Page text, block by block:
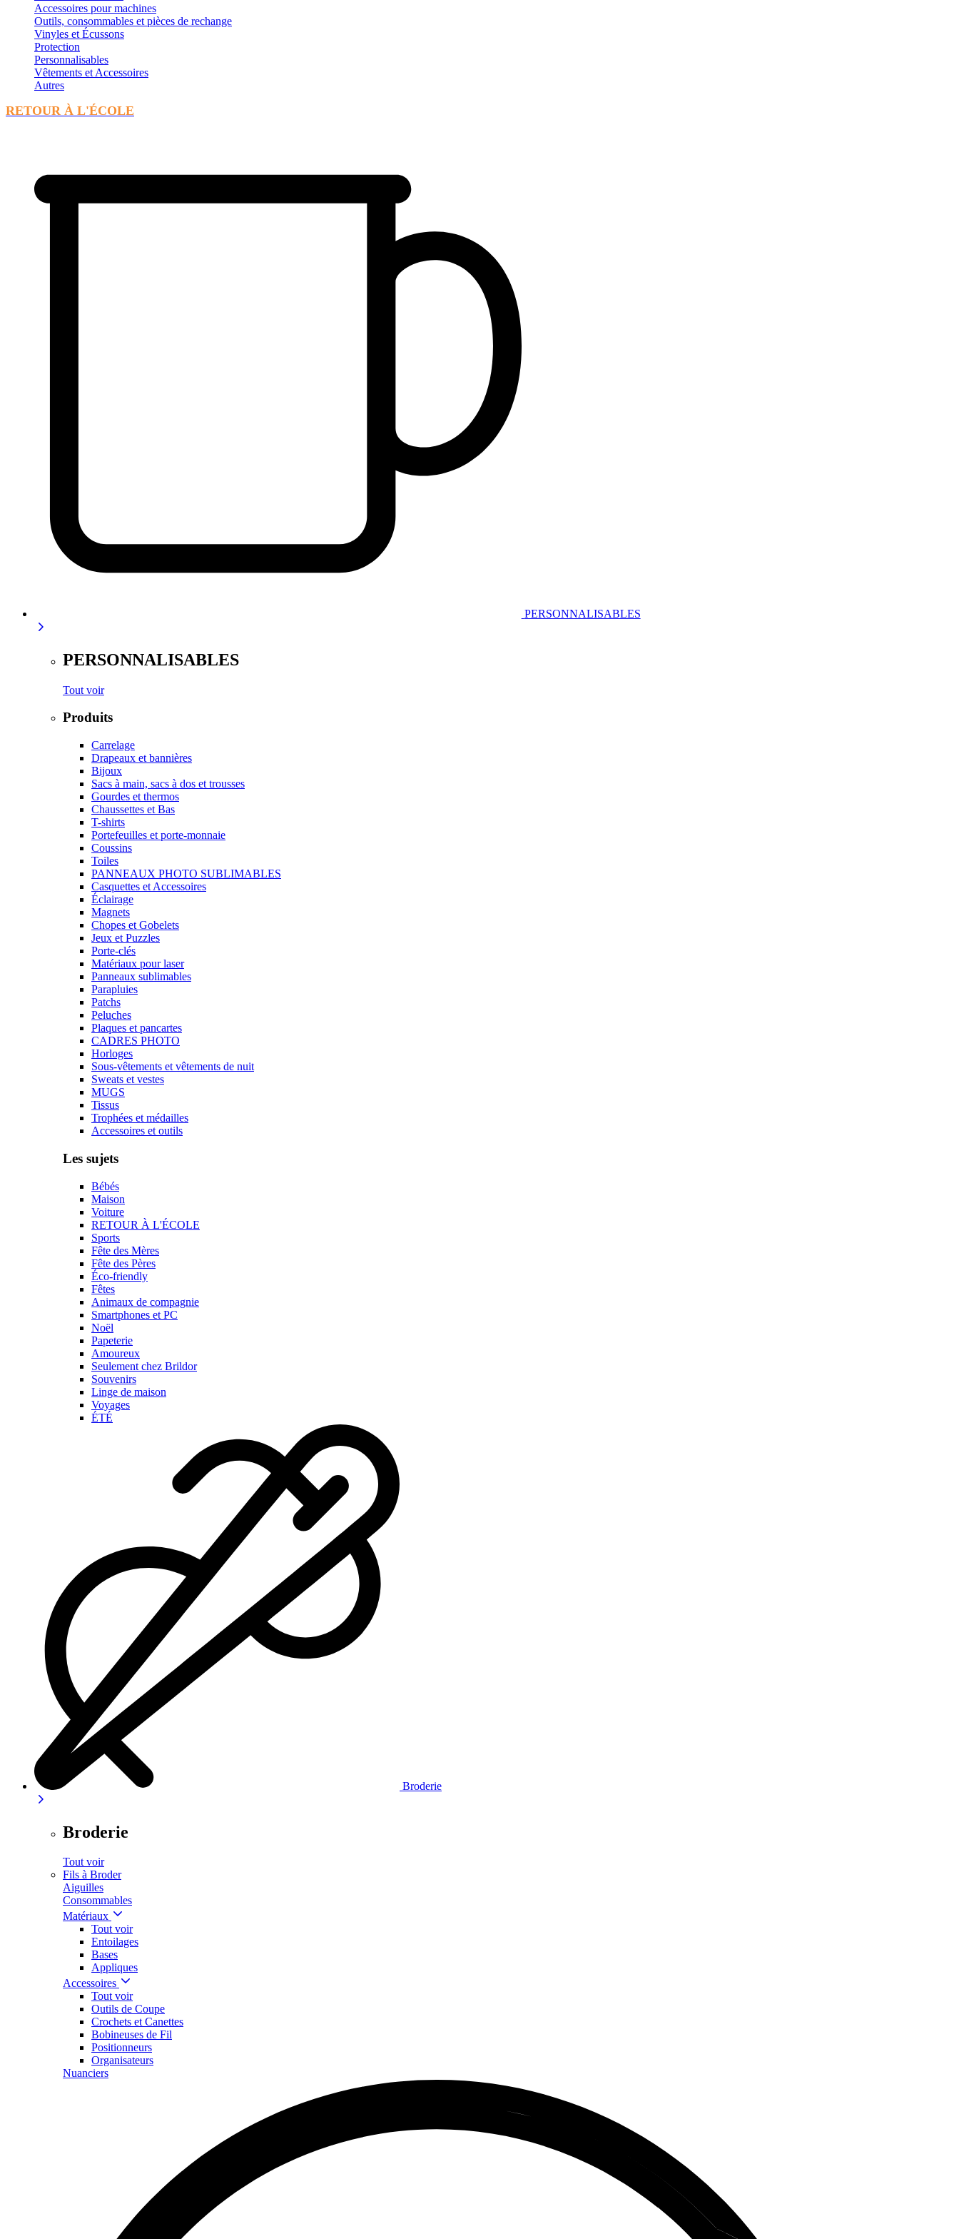
Accessoires pour machines
Outils, consommables et pièces de rechange
Vinyles et Écussons
Protection
Personnalisables
Vêtements et Accessoires
Autres
RETOUR À L'ÉCOLE
PERSONNALISABLES
PERSONNALISABLES
Tout voir
Produits
Carrelage
Drapeaux et bannières
Bijoux
Sacs à main, sacs à dos et trousses
Gourdes et thermos
Chaussettes et Bas
T-shirts
Portefeuilles et porte-monnaie
Coussins
Toiles
PANNEAUX PHOTO SUBLIMABLES
Casquettes et Accessoires
Éclairage
Magnets
Chopes et Gobelets
Jeux et Puzzles
Porte-clés
Matériaux pour laser
Panneaux sublimables
Parapluies
Patchs
Peluches
Plaques et pancartes
CADRES PHOTO
Horloges
Sous-vêtements et vêtements de nuit
Sweats et vestes
MUGS
Tissus
Trophées et médailles
Accessoires et outils
Les sujets
Bébés
Maison
Voiture
RETOUR À L'ÉCOLE
Sports
Fête des Mères
Fête des Pères
Éco-friendly
Fêtes
Animaux de compagnie
Smartphones et PC
Noël
Papeterie
Amoureux
Seulement chez Brildor
Souvenirs
Linge de maison
Voyages
ÉTÉ
Broderie
Broderie
Tout voir
Fils à Broder
Aiguilles
Consommables
Matériaux
Tout voir
Entoilages
Bases
Appliques
Accessoires
Tout voir
Outils de Coupe
Crochets et Canettes
Bobineuses de Fil
Positionneurs
Organisateurs
Nuanciers